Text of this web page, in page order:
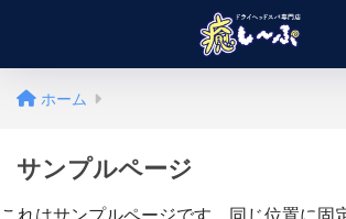
ホーム
サンプルページ
これはサンプルページです。同じ位置に固